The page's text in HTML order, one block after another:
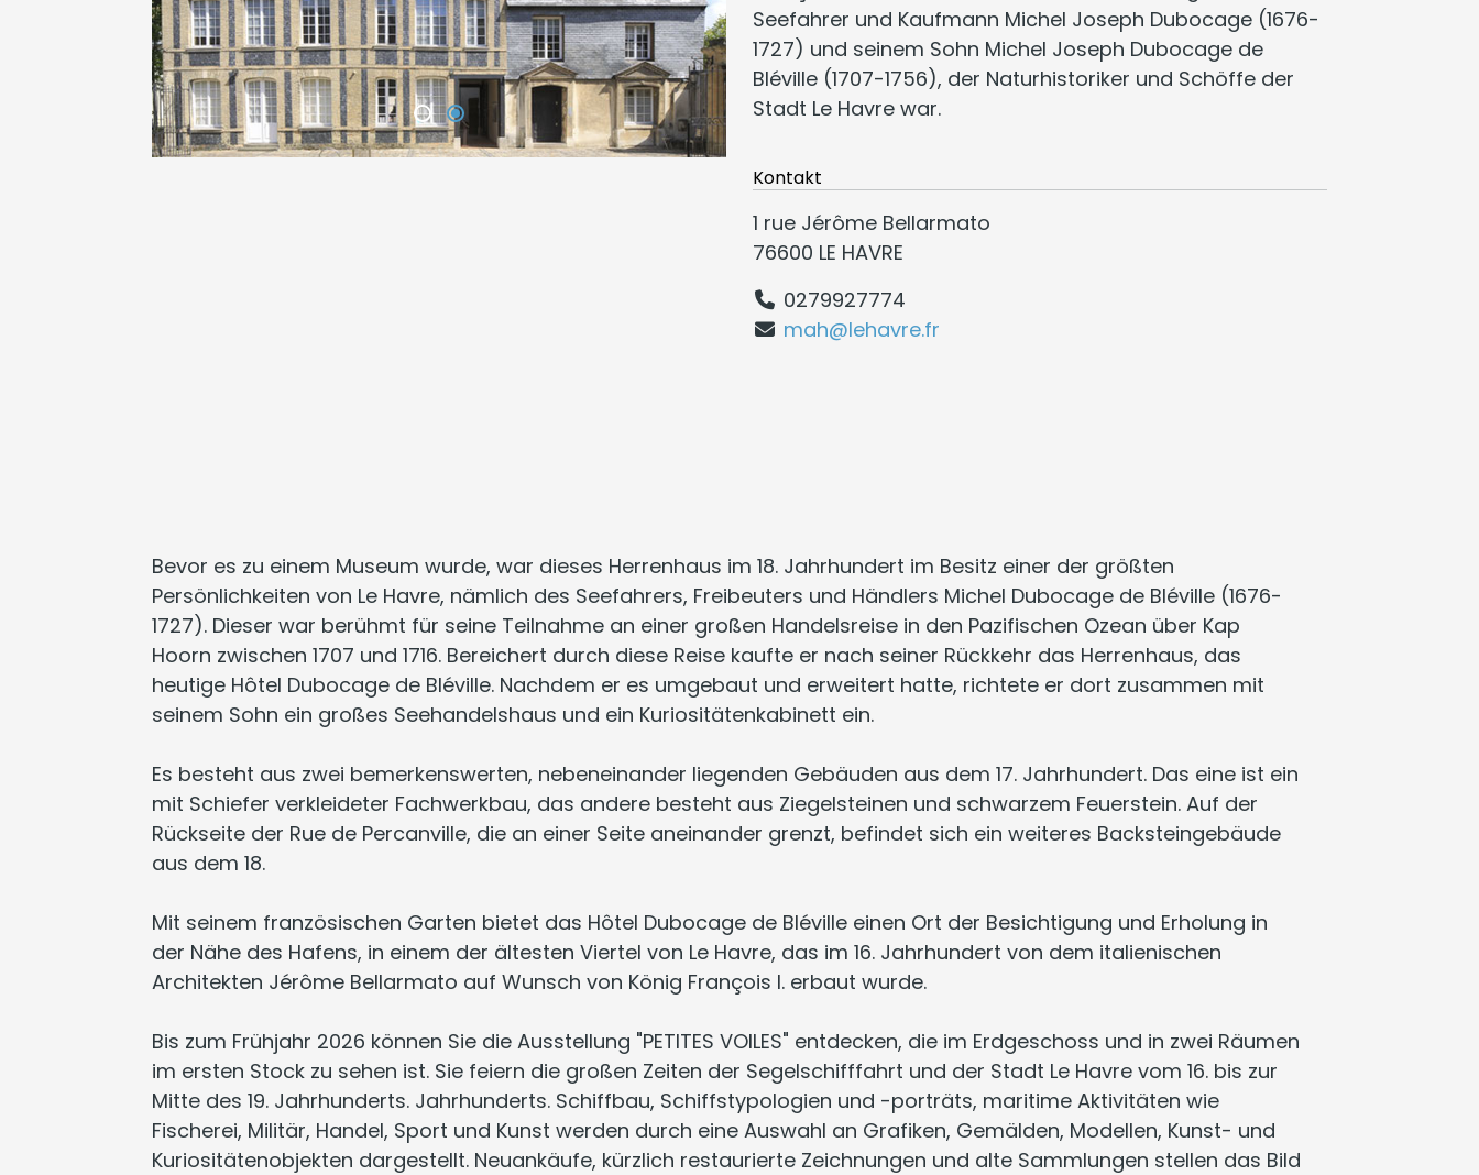
Seefahrer und Kaufmann Michel Joseph Dubocage (1676-
1727) und seinem Sohn Michel Joseph Dubocage de
Bléville (1707-1756), der Naturhistoriker und Schöffe der
Stadt Le Havre war.
Kontakt
1 rue Jérôme Bellarmato
76600 LE HAVRE
0279927774
mah@lehavre.fr
Bevor es zu einem Museum wurde, war dieses Herrenhaus im 18. Jahrhundert im Besitz einer der größten
Persönlichkeiten von Le Havre, nämlich des Seefahrers, Freibeuters und Händlers Michel Dubocage de Bléville (1676-
1727). Dieser war berühmt für seine Teilnahme an einer großen Handelsreise in den Pazifischen Ozean über Kap
Hoorn zwischen 1707 und 1716. Bereichert durch diese Reise kaufte er nach seiner Rückkehr das Herrenhaus, das
heutige Hôtel Dubocage de Bléville. Nachdem er es umgebaut und erweitert hatte, richtete er dort zusammen mit
seinem Sohn ein großes Seehandelshaus und ein Kuriositätenkabinett ein.
Es besteht aus zwei bemerkenswerten, nebeneinander liegenden Gebäuden aus dem 17. Jahrhundert. Das eine ist ein
mit Schiefer verkleideter Fachwerkbau, das andere besteht aus Ziegelsteinen und schwarzem Feuerstein. Auf der
Rückseite der Rue de Percanville, die an einer Seite aneinander grenzt, befindet sich ein weiteres Backsteingebäude
aus dem 18.
Mit seinem französischen Garten bietet das Hôtel Dubocage de Bléville einen Ort der Besichtigung und Erholung in
der Nähe des Hafens, in einem der ältesten Viertel von Le Havre, das im 16. Jahrhundert von dem italienischen
Architekten Jérôme Bellarmato auf Wunsch von König François I. erbaut wurde.
Bis zum Frühjahr 2026 können Sie die Ausstellung "PETITES VOILES" entdecken, die im Erdgeschoss und in zwei Räumen
im ersten Stock zu sehen ist. Sie feiern die großen Zeiten der Segelschifffahrt und der Stadt Le Havre vom 16. bis zur
Mitte des 19. Jahrhunderts. Jahrhunderts. Schiffbau, Schiffstypologien und -porträts, maritime Aktivitäten wie
Fischerei, Militär, Handel, Sport und Kunst werden durch eine Auswahl an Grafiken, Gemälden, Modellen, Kunst- und
Kuriositätenobjekten dargestellt. Neuankäufe, kürzlich restaurierte Zeichnungen und alte Sammlungen stellen das Bild